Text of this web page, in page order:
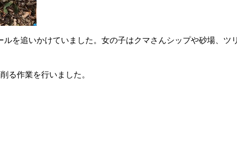
を追いかけていました。女の子はクマさんシップや砂場、ツ
る作業を行いました。